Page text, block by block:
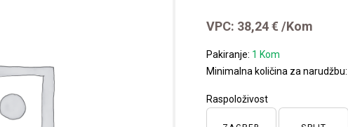
VPC: 38,24€ /Kom
Pakiranje: 1 Kom
Minimalna količina za narudžbu:
Raspoloživost